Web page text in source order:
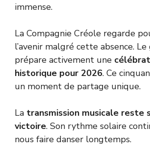
immense.
La Compagnie Créole regarde
l’avenir malgré cette absence.
prépare activement une
historique pour 2026. Ce
un moment de partage unique.
La transmission musicale reste
victoire. Son rythme solaire
nous faire danser longtemps.